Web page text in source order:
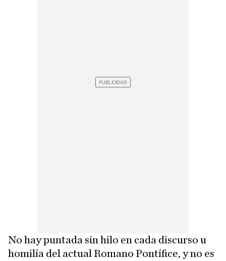
No hay puntada sin hilo en cada discurso u
homilía del actual Romano Pontífice, y no es